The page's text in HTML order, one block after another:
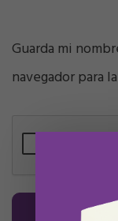
Guarda mi
navegador para